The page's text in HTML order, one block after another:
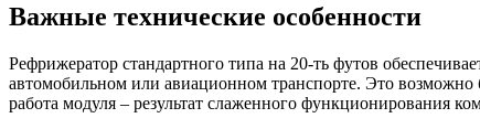
Важные технические особенности
Рефрижератор стандартного типа на 20-ть футов
автомобильном или авиационном транспорте. Это
работа модуля – результат слаженного функционирования